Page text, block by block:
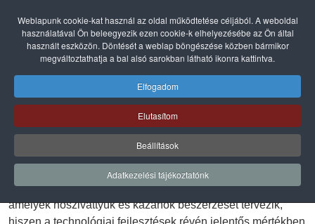
Demján Sándor 1+1 Program: Lehetőség a Hőszivattyúk és
Kazánok Innovációjára
Januárban már beadható a várva várt Demján Sándor 1+1
program, amely a hazai mikro-, kis- és középvállalkozások
eszközberuházásainak támogatását célozza meg vissza
nem térítendő támogatással. Ez a kezdeményezés
különösen fontos lehet azoknak a vállalkozásoknak,
amelyek hőszivattyúk és kazánok beszerzését tervezik,
hiszen a technológiai fejlesztések révén jelentős mértékben
Weblapunk cookie-kat használ az oldal működtetése céljából. A weboldal
használatával Ön beleegyezik ezen cookie-k elhelyezésébe az Ön által
használt eszközön. Döntését a weblap böngészése közben bármikor
megváltoztathatja a bal alsó sarokban látható ikonra kattintva.
Elfogadom
Elutasítom
Beállítások
Adatkezelési tájékoztatónk